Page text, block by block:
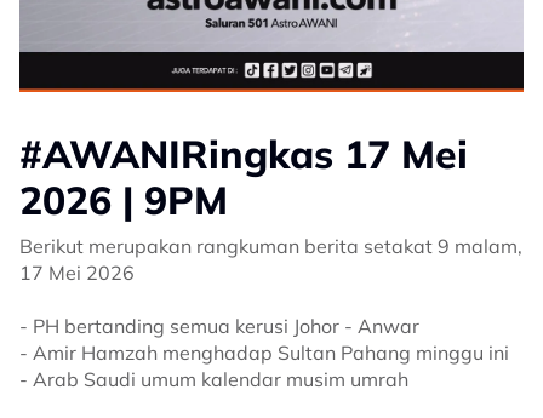
#AWANIRingkas 17 Mei
2026 | 9PM
Berikut merupakan rangkuman berita setakat 9 malam,
17 Mei 2026
- PH bertanding semua kerusi Johor - Anwar
- Amir Hamzah menghadap Sultan Pahang minggu ini
- Arab Saudi umum kalendar musim umrah